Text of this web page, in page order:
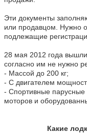
Эти документы
или продавцом. Нужно
подлежащие
28 мая 2012 года
согласно им не нужно
- Массой до 200 кг;
- С двигателем
- Спортивные
моторов и
Какие